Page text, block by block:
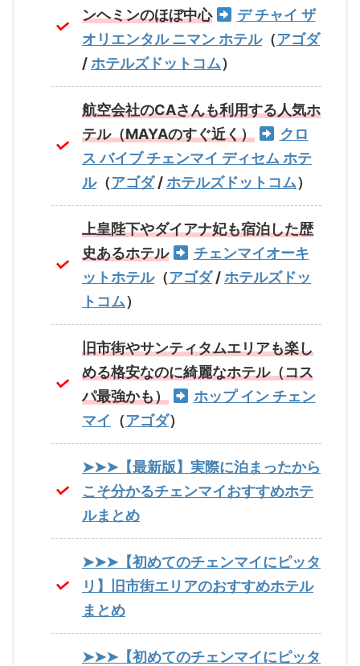
ンヘミンのほぼ中心
デ チャイ ザ
オリエンタル ニマン ホテル（アゴダ
/ホテルズドットコム）
航空会社のCAさんも利用する人気ホ
テル（MAYAのすぐ近く）
クロ
ス バイブ チェンマイ ディセム ホテ
ル（アゴダ/ホテルズドットコム）
上皇陛下やダイアナ妃も宿泊した歴
史あるホテル
チェンマイオーキ
ットホテル（アゴダ/ホテルズドッ
トコム）
旧市街やサンティタムエリアも楽し
める格安なのに綺麗なホテル（コス
パ最強かも）
ホップ イン チェン
マイ （アゴダ）
➤➤➤【最新版】実際に泊まったから
こそ分かるチェンマイおすすめホテ
ルまとめ
➤➤➤【初めてのチェンマイにピッタ
リ】旧市街エリアのおすすめホテル
まとめ
➤➤➤【初めてのチェンマイにピッタ